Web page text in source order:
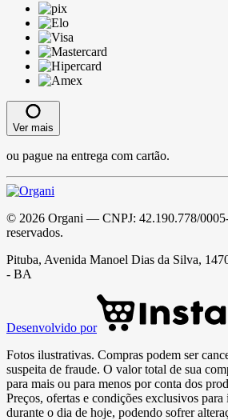
Ver mais
ou pague na entrega com cartão.
© 2026 Organi — CNPJ: 42.190.778/
reservados.
Pituba, Avenida Manoel Dias da Silva,
- BA
Desenvolvido por
Fotos ilustrativas. Compras podem ser
suspeita de fraude. O valor total de sua
para mais ou para menos por conta dos
Preços, ofertas e condições exclusivos
durante o dia de hoje, podendo sofrer